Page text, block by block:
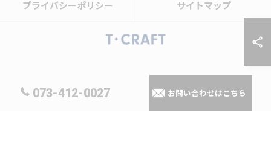
073-412-0027 お問い合わせはこちら
プライバシーポリシー サイトマップ
RIGHTS RESERVED.